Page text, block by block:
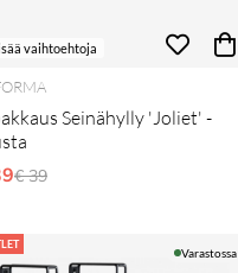
vaihtoehtoja
Seinähylly 'Joliet' -
Normaali hinta
€ 39
Varastossa